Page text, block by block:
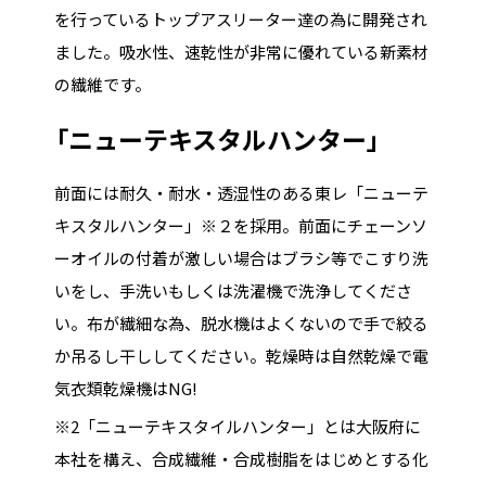
を行っているトップアスリーター達の為に開発され
ました。吸水性、速乾性が非常に優れている新素材
の繊維です。
「ニューテキスタルハンター」
前面には耐久・耐水・透湿性のある東レ「ニューテ
キスタルハンター」※２を採用。前面にチェーンソ
ーオイルの付着が激しい場合はブラシ等でこすり洗
いをし、手洗いもしくは洗濯機で洗浄してくださ
い。布が繊細な為、脱水機はよくないので手で絞る
か吊るし干ししてください。乾燥時は自然乾燥で電
気衣類乾燥機はNG!
※2「ニューテキスタイルハンター」とは大阪府に
本社を構え、合成繊維・合成樹脂をはじめとする化